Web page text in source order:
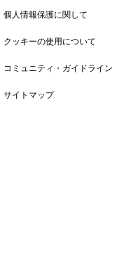
個人情報保護に関して
クッキーの使用について
コミュニティ・ガイドライン
サイトマップ